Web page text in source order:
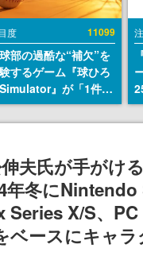
度 11099
部の過酷な“補欠”を
するゲーム『球ひろ
』が「1件」
ィッシュリストをも
チェコ語に対応し
・カム』開発元やチ
のプロ野球選手から
の声
夫氏が手がけ
冬にNintendo
X/S、PC
ースにキャ